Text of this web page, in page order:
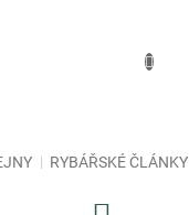
RYBÁŘSKÉ ČLÁNKY